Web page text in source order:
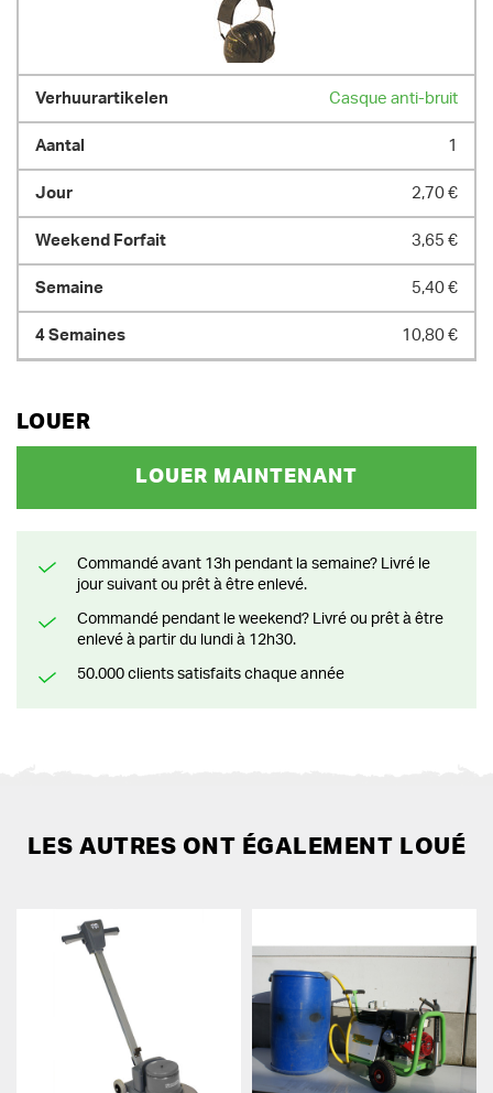
Casque anti-bruit
1
2,70 €
3,65 €
5,40 €
10,80 €
LOUER
LOUER MAINTENANT
Commandé avant 13h pendant la semaine? Livré le
jour suivant ou prêt à être enlevé.
Commandé pendant le weekend? Livré ou prêt à être
enlevé à partir du lundi à 12h30.
50.000 clients satisfaits chaque année
LES AUTRES ONT ÉGALEMENT LOUÉ